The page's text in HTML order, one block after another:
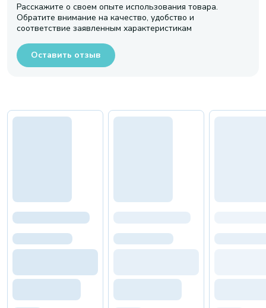
Расскажите о своем опыте использования товара.
Обратите внимание на качество, удобство и
соответствие заявленным характеристикам
Оставить отзыв